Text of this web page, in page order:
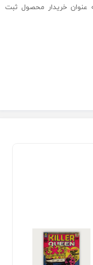
عنوان خریدار محصول ثبت